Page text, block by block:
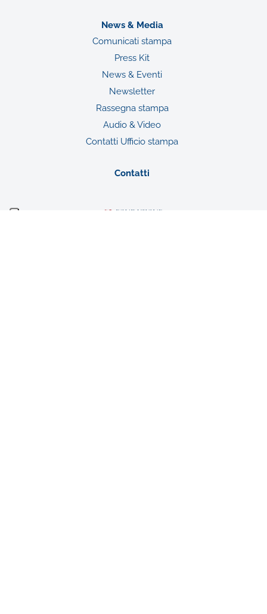
News & Media
Comunicati stampa
Press Kit
News & Eventi
Newsletter
Rassegna stampa
Audio & Video
Contatti Ufficio stampa
Contatti